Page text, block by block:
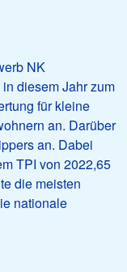
NK
diesem Jahr zum
für kleine
an. Darüber
an. Dabei
TPI von 2022,65
die meisten
nationale